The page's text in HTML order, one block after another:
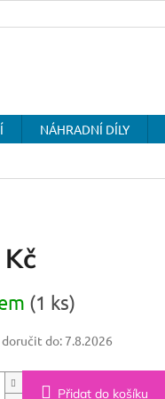
NÁHRADNÍ DÍLY
(1 ks)
do: 7.8.2026
Přidat do košíku